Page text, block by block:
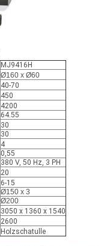
MJ9416H
Ø160 x Ø60
40-70
450
4200
64.55
30
30
4
0,55
380 V, 50 Hz, 3 PH
20
6-15
Ø150 x 3
Ø200
3050 x 1360 x 1540
2600
Holzschatulle